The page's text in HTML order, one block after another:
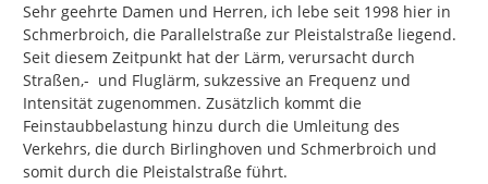
Sehr geehrte Damen und Herren, ich lebe seit 1998 hier in
Schmerbroich, die Parallelstraße zur Pleistalstraße liegend.
Seit diesem Zeitpunkt hat der Lärm, verursacht durch
Straßen,-  und Fluglärm, sukzessive an Frequenz und
Intensität zugenommen. Zusätzlich kommt die
Feinstaubbelastung hinzu durch die Umleitung des
Verkehrs, die durch Birlinghoven und Schmerbroich und
somit durch die Pleistalstraße führt.